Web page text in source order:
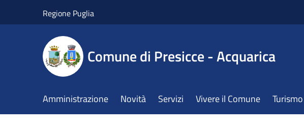
Regione Puglia
Comune di Presicce - Acquarica
Amministrazione Novità Servizi Vivere il Comune Turismo